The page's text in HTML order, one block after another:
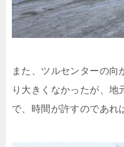
また、ツルセンターの向
り大きくなかったが、地
で、時間が許すのであれ